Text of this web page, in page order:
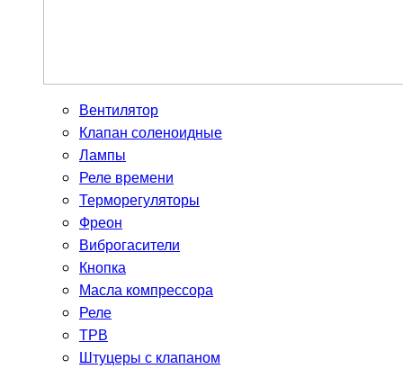
Вентилятор
Клапан соленоидные
Лампы
Реле времени
Терморегуляторы
Фреон
Виброгасители
Кнопка
Масла компрессора
Реле
ТРВ
Штуцеры с клапаном